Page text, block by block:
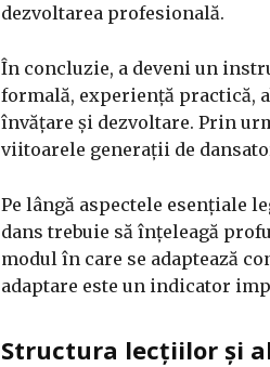
dezvoltarea profesională.
În concluzie, a deveni un
formală, experiență practică,
învățare și dezvoltare. Prin
viitoarele generații de
Pe lângă aspectele esențiale
dans trebuie să înțeleagă
modul în care se adaptează
adaptare este un indicator
Structura lecțiilor și